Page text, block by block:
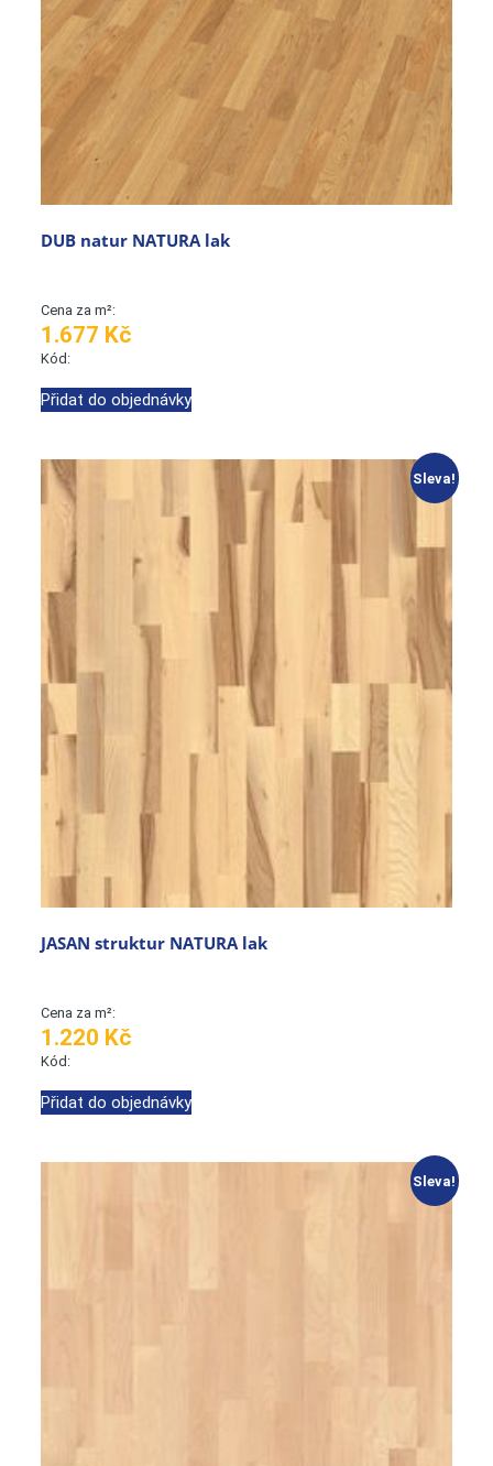
DUB natur NATURA lak
Cena za m²:
1.677 Kč
Kód:
Přidat do objednávky
Sleva!
JASAN struktur NATURA lak
Cena za m²:
1.220 Kč
Kód:
Přidat do objednávky
Sleva!